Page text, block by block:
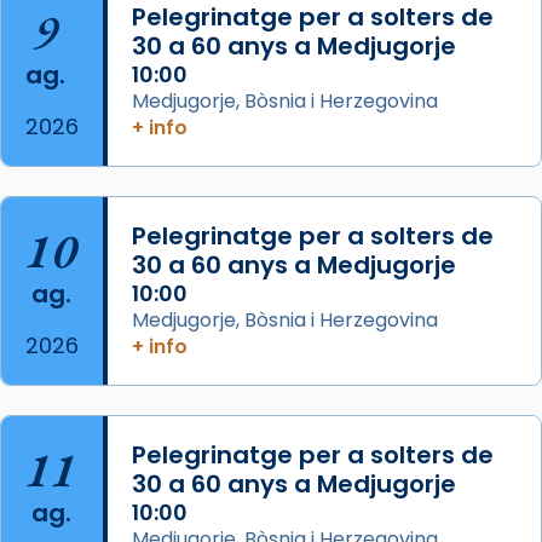
missa d’acció de gràcies en agraïment al
comitè organitzador de la visita apostòlica
del Sant Pare Lleó XIV a Barcelona, i als
col·laboradors, a la Catedral de Barcelona.
Mons. David Abadías.
📸 Dr. G. Simón
Photo
2 weeks ago
Memòria de les santes Juliana i
Semproniana, verges i màrtirs.
9
ag.
2026
Pelegrinatge per a solters de
30 a 60 anys a Medjugorje
10:00
Medjugorje, Bòsnia i Herzegovina
+ info
10
ag.
2026
Pelegrinatge per a solters de
30 a 60 anys a Medjugorje
10:00
Medjugorje, Bòsnia i Herzegovina
+ info
11
ag.
Pelegrinatge per a solters de
30 a 60 anys a Medjugorje
10:00